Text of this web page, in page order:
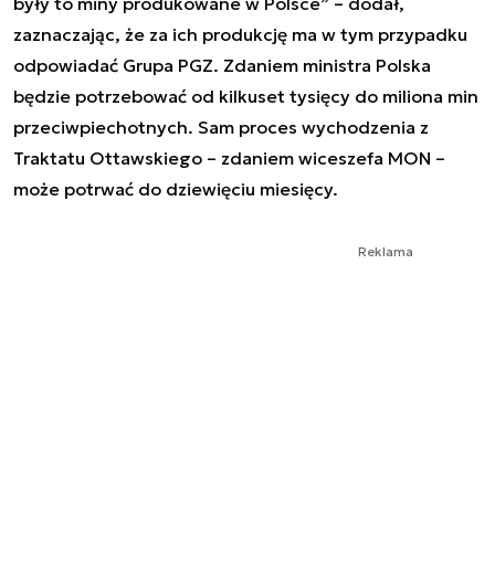
zaznaczając, że za ich produkcję ma w tym przypadku
odpowiadać Grupa PGZ. Zdaniem ministra Polska
będzie potrzebować od kilkuset tysięcy do miliona min
przeciwpiechotnych. Sam proces wychodzenia z
Traktatu Ottawskiego – zdaniem wiceszefa MON –
może potrwać do dziewięciu miesięcy.
Reklama